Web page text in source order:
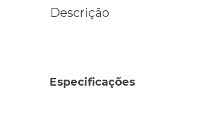
Descrição
Especificações